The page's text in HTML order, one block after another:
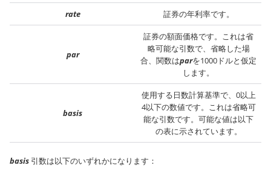
rate 証券の年利率です。
par
証券の額面価格です。これは省
略可能な引数で、省略した場
合、関数はparを1000ドルと仮定
します。
basis
使用する日数計算基準で、0以上
4以下の数値です。これは省略可
能な引数です。可能な値は以下
の表に示されています。
basis 引数は以下のいずれかになります：